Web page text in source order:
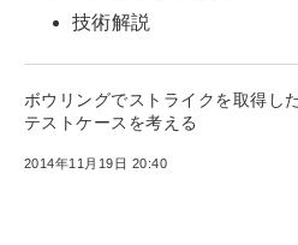
技術解説
ボウリングでストライクを取得し
テストケースを考える
2014年11月19日 20:40